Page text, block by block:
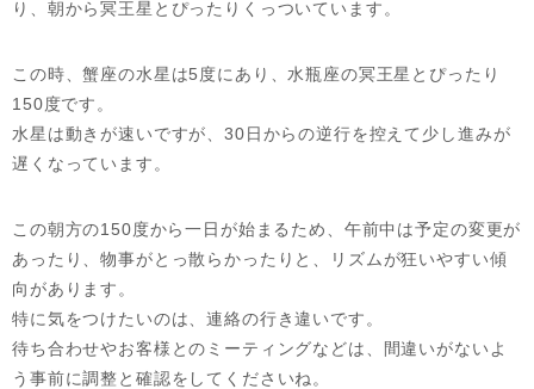
り、朝から冥王星とぴったりくっついています。
この時、蟹座の水星は5度にあり、水瓶座の冥王星とぴったり
150度です。
水星は動きが速いですが、30日からの逆行を控えて少し進みが
遅くなっています。
この朝方の150度から一日が始まるため、午前中は予定の変更が
あったり、物事がとっ散らかったりと、リズムが狂いやすい傾
向があります。
特に気をつけたいのは、連絡の行き違いです。
待ち合わせやお客様とのミーティングなどは、間違いがないよ
う事前に調整と確認をしてくださいね。